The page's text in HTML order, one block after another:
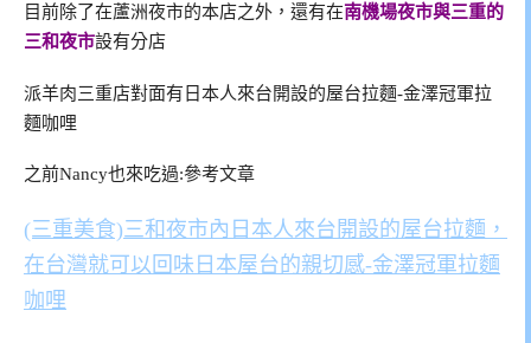
目前除了在蘆洲夜市的本店之外，還有在南機場夜市與三重的
三和夜市設有分店
派羊肉三重店對面有日本人來台開設的屋台拉麵-金澤冠軍拉
麵咖哩
之前Nancy也來吃過:參考文章
(三重美食)三和夜市內日本人來台開設的屋台拉麵，
在台灣就可以回味日本屋台的親切感-金澤冠軍拉麵
咖哩